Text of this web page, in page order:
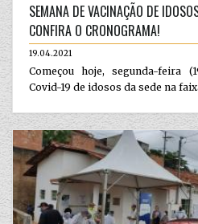
SEMANA DE VACINAÇÃO DE
CONFIRA O CRONOGRAMA!
19.04.2021
Começou hoje, segunda-feira
Covid-19 de idosos da sede na